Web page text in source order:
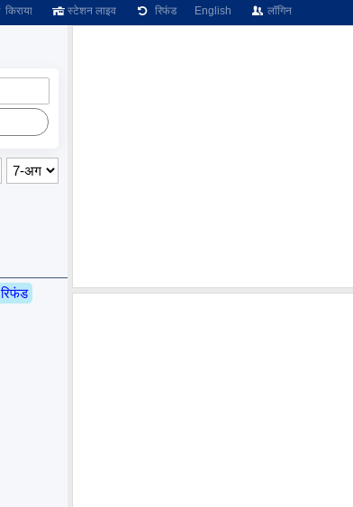
किराया स्टेशन लाइव रिफंड English लॉगिन
रिफंड